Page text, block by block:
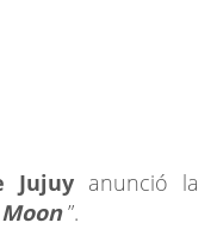
Jujuy anunció la
”.